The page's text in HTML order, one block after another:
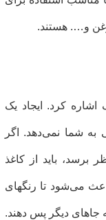
و…. هستند.
کرد. ایجاد یک
شما نمی‌دهد. اگر
برسد، باید از کاغذ
می‌شود تا رنگهای
دیگر پس دهند.